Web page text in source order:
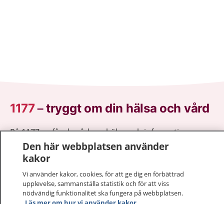
1177–tryggt om din hälsa och vård
På 1177.se får du råd om hälsa och information om
sjukdomar och vilka mottagningar du kan kontakta.
Logga in för att läsa din journal och göra dina
sjukvårdsrådgivning dygnet runt.
1177 ger dig råd när du vill må bättre.
Den här webbplatsen använder
kakor
Vi använder kakor, cookies, för att ge dig en förbättrad
upplevelse, sammanställa statistik och för att viss
nödvändig funktionalitet ska fungera på webbplatsen.